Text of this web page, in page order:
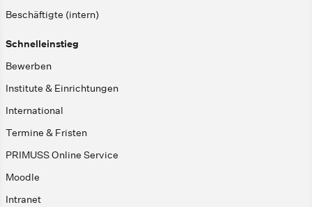
Beschäftigte (intern)
Schnelleinstieg
Bewerben
Institute & Einrichtungen
International
Termine & Fristen
PRIMUSS Online Service
Moodle
Intranet